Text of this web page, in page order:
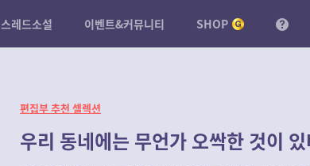
스레드소설 이벤트&커뮤니티 SHOP
편집부 추천 셀렉션
우리 동네에는 무언가 오싹한 것이